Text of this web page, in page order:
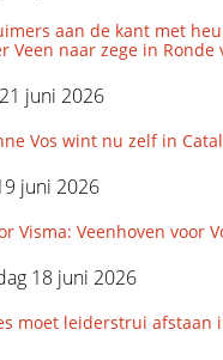
aan de kant met
Veen naar zege in Ronde
juni 2026
Vos wint nu zelf in
juni 2026
Visma: Veenhoven voor
18 juni 2026
moet leiderstrui afstaan